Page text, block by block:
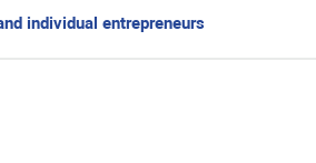
individual entrepreneurs